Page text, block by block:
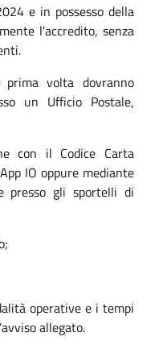
e in possesso della
l’accredito, senza
volta dovranno
un Ufficio Postale,
con il Codice Carta
IO oppure mediante
presso gli sportelli di
operative e i tempi
allegato.